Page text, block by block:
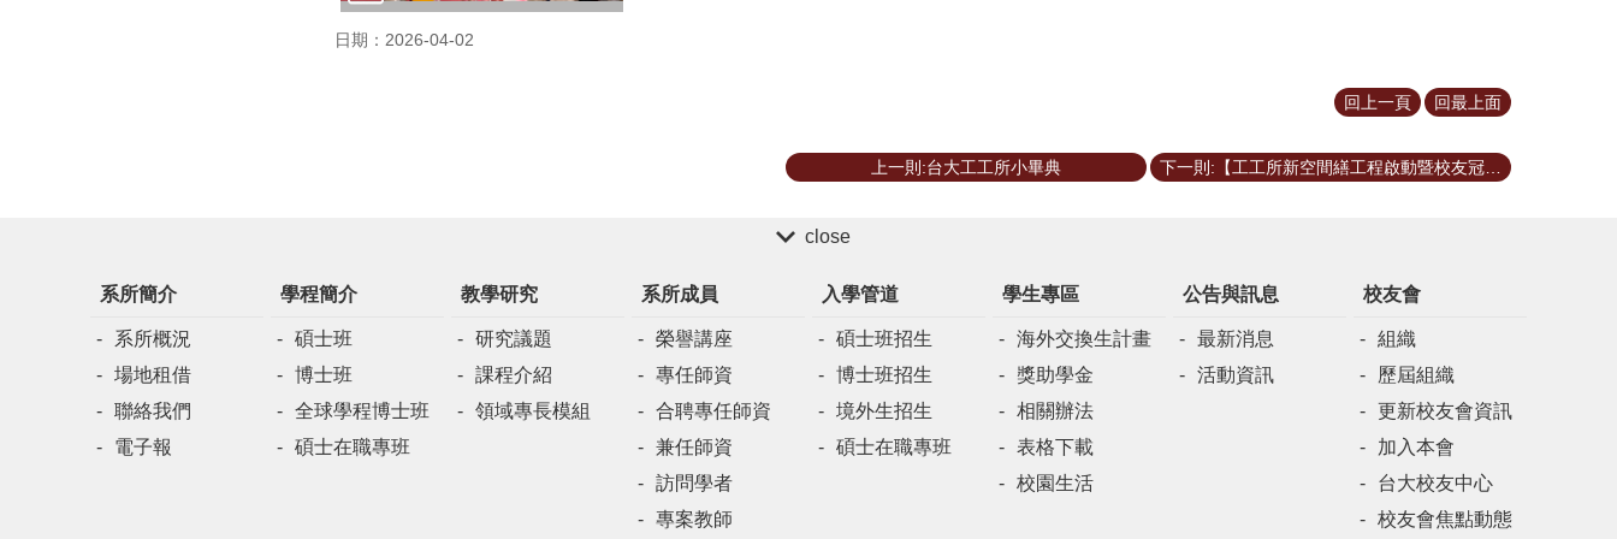
日期：2026-04-02
回上一頁 回最上面
上一則:台大工工所小畢典
close
系所簡介
系所概況
場地租借
聯絡我們
電子報
學程簡介
碩士班
博士班
全球學程博士班
碩士在職專班
教學研究
研究議題
課程介紹
領域專長模組
系所成員
榮譽講座
專任師資
合聘專任師資
兼任師資
訪問學者
專案教師
入學管道
碩士班招生
博士班招生
境外生招生
碩士在職專班
學生專區
海外交換生計畫
獎助學金
相關辦法
表格下載
校園生活
公告與訊息
最新消息
活動資訊
校友會
組織
歷屆組織
更新校友會資訊
加入本會
台大校友中心
校友會焦點動態